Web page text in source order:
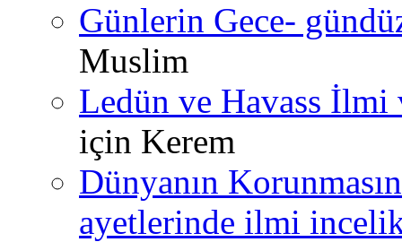
Günlerin Gece-
Muslim
Ledün ve Havass İlmi
için Kerem
Dünyanın
ayetlerinde ilmi